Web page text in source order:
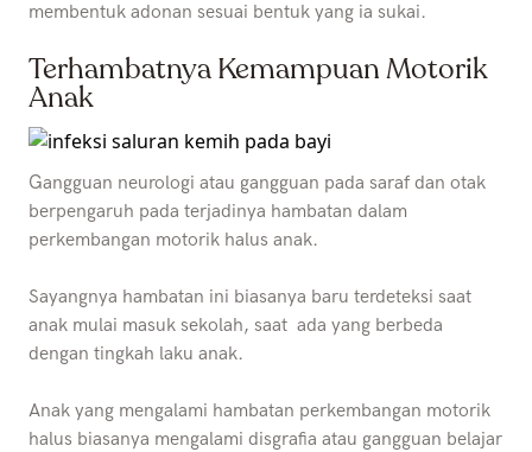
membentuk adonan sesuai bentuk yang ia sukai.
Terhambatnya Kemampuan Motorik
Anak
Gangguan neurologi atau gangguan pada saraf dan otak
berpengaruh pada terjadinya hambatan dalam
perkembangan motorik halus anak.
Sayangnya hambatan ini biasanya baru terdeteksi saat
anak mulai masuk sekolah, saat ada yang berbeda
dengan tingkah laku anak.
Anak yang mengalami hambatan perkembangan motorik
halus biasanya mengalami disgrafia atau gangguan belajar